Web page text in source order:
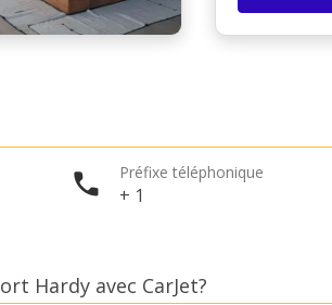
Préfixe téléphonique
+ 1
Hardy avec CarJet?